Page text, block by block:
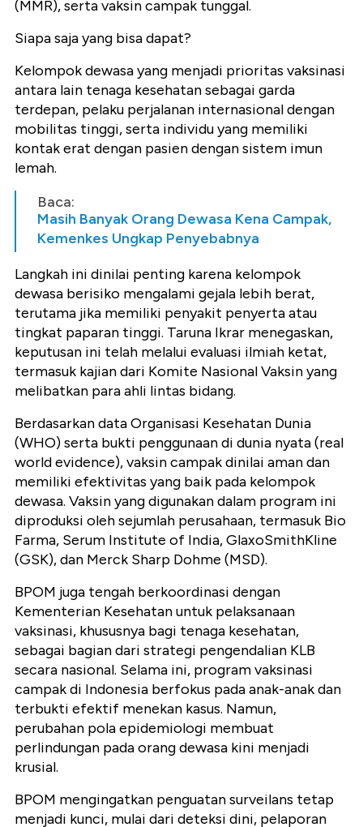
(MMR), serta vaksin campak tunggal.
Siapa saja yang bisa dapat?
Kelompok dewasa yang menjadi prioritas vaksinasi
antara lain tenaga kesehatan sebagai garda
terdepan, pelaku perjalanan internasional dengan
mobilitas tinggi, serta individu yang memiliki
kontak erat dengan pasien dengan sistem imun
lemah.
Baca:
Masih Banyak Orang Dewasa Kena Campak,
Kemenkes Ungkap Penyebabnya
Langkah ini dinilai penting karena kelompok
dewasa berisiko mengalami gejala lebih berat,
terutama jika memiliki penyakit penyerta atau
tingkat paparan tinggi. Taruna Ikrar menegaskan,
keputusan ini telah melalui evaluasi ilmiah ketat,
termasuk kajian dari Komite Nasional Vaksin yang
melibatkan para ahli lintas bidang.
Berdasarkan data Organisasi Kesehatan Dunia
(WHO) serta bukti penggunaan di dunia nyata (real
world evidence), vaksin campak dinilai aman dan
memiliki efektivitas yang baik pada kelompok
dewasa. Vaksin yang digunakan dalam program ini
diproduksi oleh sejumlah perusahaan, termasuk Bio
Farma, Serum Institute of India, GlaxoSmithKline
(GSK), dan Merck Sharp Dohme (MSD).
BPOM juga tengah berkoordinasi dengan
Kementerian Kesehatan untuk pelaksanaan
vaksinasi, khususnya bagi tenaga kesehatan,
sebagai bagian dari strategi pengendalian KLB
secara nasional. Selama ini, program vaksinasi
campak di Indonesia berfokus pada anak-anak dan
terbukti efektif menekan kasus. Namun,
perubahan pola epidemiologi membuat
perlindungan pada orang dewasa kini menjadi
krusial.
BPOM mengingatkan penguatan surveilans tetap
menjadi kunci, mulai dari deteksi dini, pelaporan